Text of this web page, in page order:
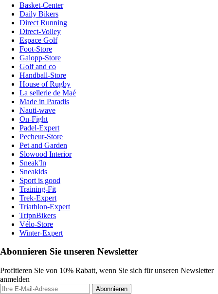
Basket-Center
Daily Bikers
Direct Running
Direct-Volley
Espace Golf
Foot-Store
Galopp-Store
Golf and co
Handball-Store
House of Rugby
La sellerie de Maé
Made in Paradis
Nauti-wave
On-Fight
Padel-Expert
Pecheur-Store
Pet and Garden
Slowood Interior
Sneak'In
Sneakids
Sport is good
Training-Fit
Trek-Expert
Triathlon-Expert
TripnBikers
Vélo-Store
Winter-Expert
Abonnieren Sie unseren Newsletter
Profitieren Sie von 10% Rabatt, wenn Sie sich für unseren Newsletter
anmelden
Abonnieren